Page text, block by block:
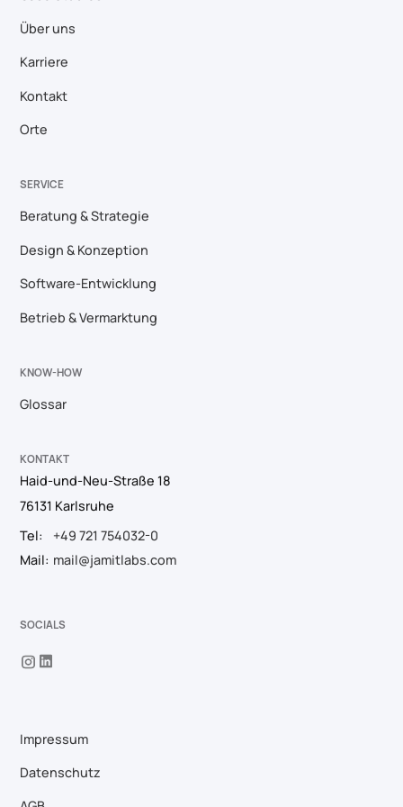
Über uns
Karriere
Kontakt
Orte
SERVICE
Beratung & Strategie
Design & Konzeption
Software-Entwicklung
Betrieb & Vermarktung
KNOW-HOW
Glossar
KONTAKT
Haid-und-Neu-Straße 18
76131 Karlsruhe
Tel:
+49 721 754032-0
Mail: mail@jamitlabs.com
SOCIALS
Impressum
Datenschutz